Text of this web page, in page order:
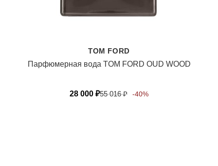
TOM FORD
Парфюмерная вода TOM FORD OUD WOOD
28 000 ₽55 016₽ -40%